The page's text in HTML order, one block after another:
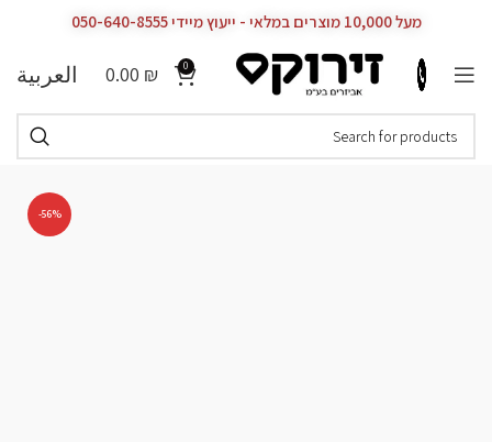
מעל 10,000 מוצרים במלאי - ייעוץ מיידי 050-640-8555
0
0.00 ₪ العربية
-56%